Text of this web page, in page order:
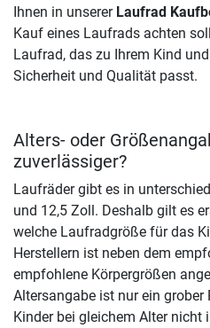
Ihnen in unserer Laufrad
Kauf eines Laufrads achten
Laufrad, das zu Ihrem Kind
Sicherheit und Qualität passt.
Alters- oder
zuverlässiger?
Laufräder gibt es in
und 12,5 Zoll. Deshalb gilt es
welche Laufradgröße für das
Herstellern ist neben dem
empfohlene Körpergrößen
Altersangabe ist nur ein
Kinder bei gleichem Alter nicht